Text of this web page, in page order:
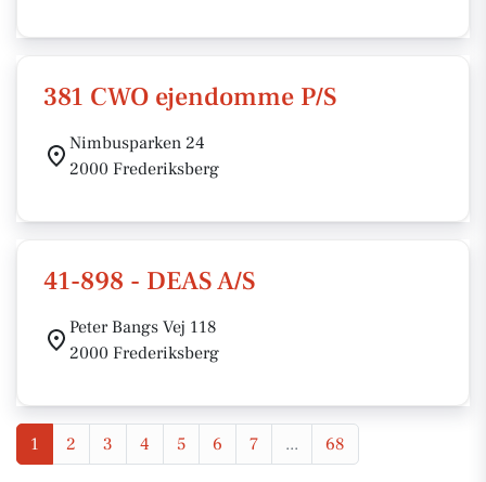
381 CWO ejendomme P/S
Nimbusparken 24
2000 Frederiksberg
41-898 - DEAS A/S
Peter Bangs Vej 118
2000 Frederiksberg
1 2 3 4 5 6 7 ... 68